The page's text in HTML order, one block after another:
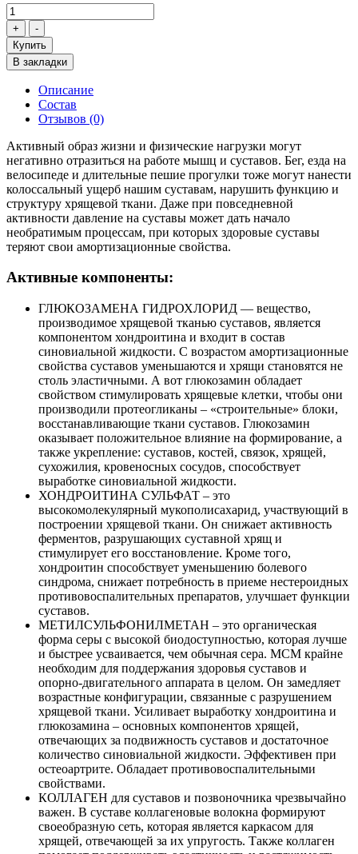
Купить
В закладки
Описание
Состав
Отзывов (0)
Активный образ жизни и физические нагрузки могут
негативно отразиться на работе мышц и суставов. Бег, езда на
велосипеде и длительные пешие прогулки тоже могут нанести
колоссальный ущерб нашим суставам, нарушить функцию и
структуру хрящевой ткани. Даже при повседневной
активности давление на суставы может дать начало
необратимым процессам, при которых здоровые суставы
теряют свои амортизационные свойства.
Активные компоненты:
ГЛЮКОЗАМЕНА ГИДРОХЛОРИД — вещество,
производимое хрящевой тканью суставов, является
компонентом хондроитина и входит в состав
синовиальной жидкости. С возрастом амортизационные
свойства суставов уменьшаются и хрящи становятся не
столь эластичными. А вот глюкозамин обладает
свойством стимулировать хрящевые клетки, чтобы они
производили протеогликаны – «строительные» блоки,
восстанавливающие ткани суставов. Глюкозамин
оказывает положительное влияние на формирование, а
также укрепление: суставов, костей, связок, хрящей,
сухожилия, кровеносных сосудов, способствует
выработке синовиальной жидкости.
ХОНДРОИТИНА СУЛЬФАТ – это
высокомолекулярный мукополисахарид, участвующий в
построении хрящевой ткани. Он снижает активность
ферментов, разрушающих суставной хрящ и
стимулирует его восстановление. Кроме того,
хондроитин способствует уменьшению болевого
синдрома, снижает потребность в приеме нестероидных
противовоспалительных препаратов, улучшает функции
суставов.
МЕТИЛСУЛЬФОНИЛМЕТАН – это органическая
форма серы с высокой биодоступностью, которая лучше
и быстрее усваивается, чем обычная сера. МСМ крайне
необходим для поддержания здоровья суставов и
опорно-двигательного аппарата в целом. Он замедляет
возрастные конфигурации, связанные с разрушением
хрящевой ткани. Усиливает выработку хондроитина и
глюкозамина – основных компонентов хрящей,
отвечающих за подвижность суставов и достаточное
количество синовиальной жидкости. Эффективен при
остеоартрите. Обладает противовоспалительными
свойствами.
КОЛЛАГЕН для суставов и позвоночника чрезвычайно
важен. В суставе коллагеновые волокна формируют
своеобразную сеть, которая является каркасом для
хрящей, отвечающей за их упругость. Также коллаген